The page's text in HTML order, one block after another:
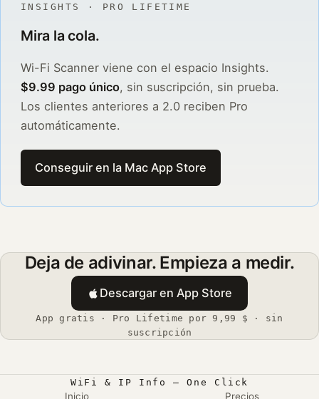
INSIGHTS · PRO LIFETIME
Mira la cola.
Wi-Fi Scanner viene con el espacio Insights.
$9.99 pago único, sin suscripción, sin prueba.
Los clientes anteriores a 2.0 reciben Pro
automáticamente.
Conseguir en la Mac App Store
Deja de adivinar. Empieza a medir.
Descargar en App Store
App gratis · Pro Lifetime por 9,99 $ · sin
suscripción
WiFi & IP Info — One Click
Inicio
Precios